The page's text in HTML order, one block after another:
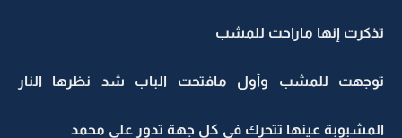
تذكرت إنها ماراحت للمشب
توجهت للمشب وأول مافتحت الباب شد نظرها النار
المشبوبة عينها تتحرك في كل جهة تدور على محمد